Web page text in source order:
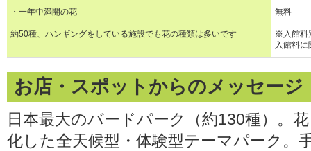
・一年中満開の花
約50種、ハンギングをしている施設でも花の種類は多いです
無料
※入館料
入館料
お店・スポットからのメッセージ
日本最大のバードパーク（約130種）。
化した全天候型・体験型テーマパーク。